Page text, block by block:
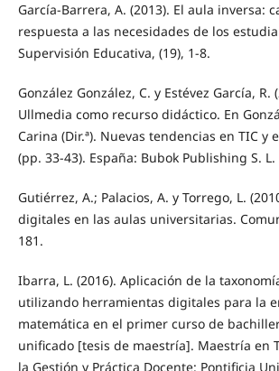
García-Barrera, A. (2013). El aula inversa:
respuesta a las necesidades de los
Supervisión Educativa, (19), 1-8.
González González, C. y Estévez García, R.
Ullmedia como recurso didáctico. En
Carina (Dir.ª). Nuevas tendencias en TIC y
(pp. 33-43). España: Bubok Publishing S. L.
Gutiérrez, A.; Palacios, A. y Torrego, L.
digitales en las aulas universitarias.
181.
Ibarra, L. (2016). Aplicación de la
utilizando herramientas digitales para la
matemática en el primer curso de
unificado [tesis de maestría]. Maestría en
la Gestión y Práctica Docente: Pontificia